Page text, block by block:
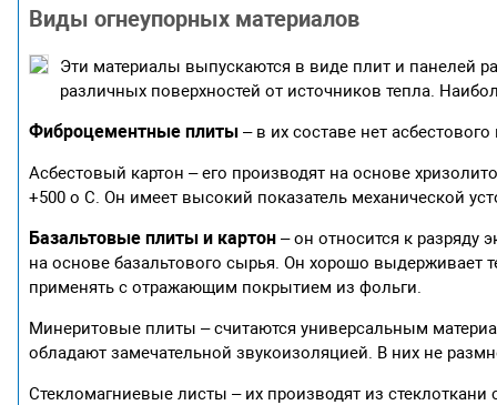
Виды огнеупорных материалов
Эти материалы выпускаются в виде плит и панелей
различных поверхностей от источников тепла.
Фиброцементные плиты – в их составе нет
Асбестовый картон – его производят на основе
+500 о С. Он имеет высокий показатель механической
Базальтовые плиты и картон – он относится к разряду
на основе базальтового сырья. Он хорошо выдерживает
применять с отражающим покрытием из фольги.
Минеритовые плиты – считаются универсальным
обладают замечательной звукоизоляцией. В них не
Стекломагниевые листы – их производят из